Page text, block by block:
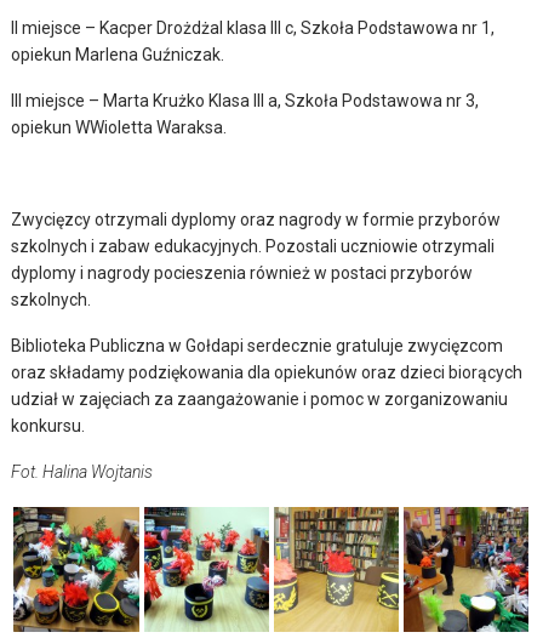
II miejsce – Kacper Drożdżal klasa III c, Szkoła Podstawowa nr 1,
opiekun Marlena Guźniczak.
III miejsce – Marta Krużko Klasa III a, Szkoła Podstawowa nr 3,
opiekun WWioletta Waraksa.
Zwycięzcy otrzymali dyplomy oraz nagrody w formie przyborów
szkolnych i zabaw edukacyjnych. Pozostali uczniowie otrzymali
dyplomy i nagrody pocieszenia również w postaci przyborów
szkolnych.
Biblioteka Publiczna w Gołdapi serdecznie gratuluje zwycięzcom
oraz składamy podziękowania dla opiekunów oraz dzieci biorących
udział w zajęciach za zaangażowanie i pomoc w zorganizowaniu
konkursu.
Fot. Halina Wojtanis